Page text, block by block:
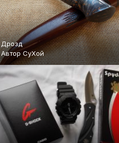
Дрозд
Автор СуХой